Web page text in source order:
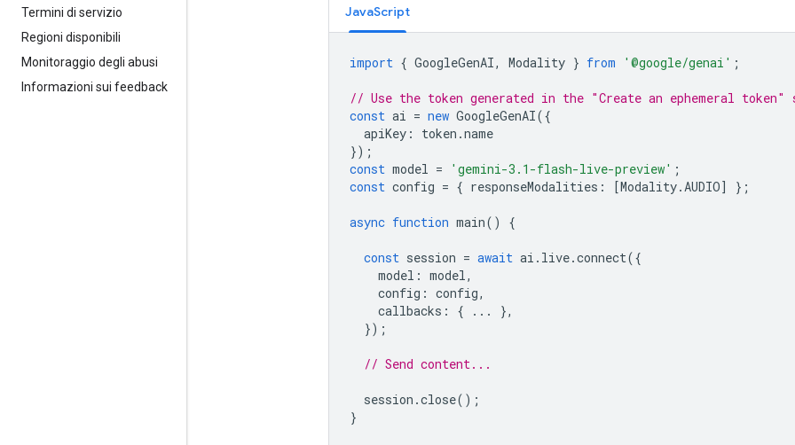
Termini di servizio
Regioni disponibili
Monitoraggio degli abusi
Informazioni sui feedback
JavaScript
import { GoogleGenAI, Modality } from '@google/genai' ;
// Use the token generated in the "Create an ephemeral token"
const ai = new GoogleGenAI({
apiKey : token .name
});
const model = 'gemini-3.1-flash-live-preview' ;
const config = { responseModalities : [Modality. AUDIO] };
async function main() {
const session = await ai . live.connect({
model : model ,
config : config,
callbacks : { ...
},
});
// Send content...
session .close();
}